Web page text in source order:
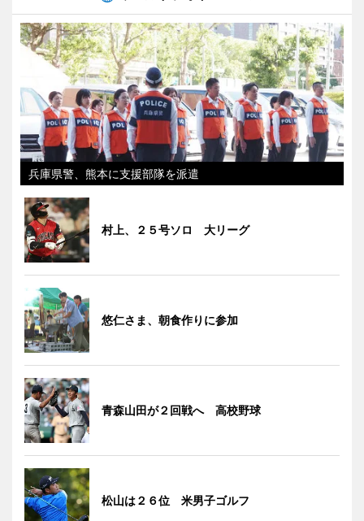
兵庫県警、熊本に支援部隊を派遣
村上、２５号ソロ 大リーグ
悠仁さま、朝食作りに参加
青森山田が２回戦へ 高校野球
松山は２６位 米男子ゴルフ